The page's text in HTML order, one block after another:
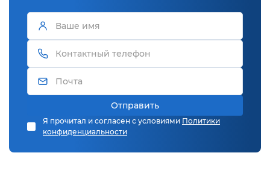
Отправить
Я прочитал и согласен с условиями Политики
конфиденциальности